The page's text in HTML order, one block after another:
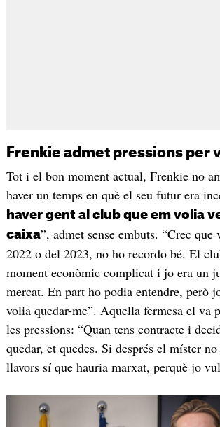
Frenkie admet pressions per
Tot i el bon moment actual, Frenkie no
haver un temps en què el seu futur era
haver gent al club que em volia
caixa”, admet sense embuts. “Crec que
2022 o del 2023, no ho recordo bé. El
moment econòmic complicat i jo era un
mercat. En part ho podia entendre, però
volia quedar-me”. Aquella fermesa el va
les pressions: “Quan tens contracte i
quedar, et quedes. Si després el míster
llavors sí que hauria marxat, perquè jo